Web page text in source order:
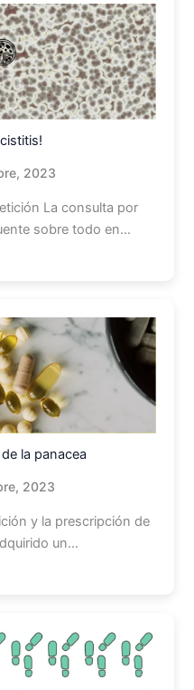
2023
La consulta por
sobre todo en…
la panacea
2023
y la prescripción de
un…